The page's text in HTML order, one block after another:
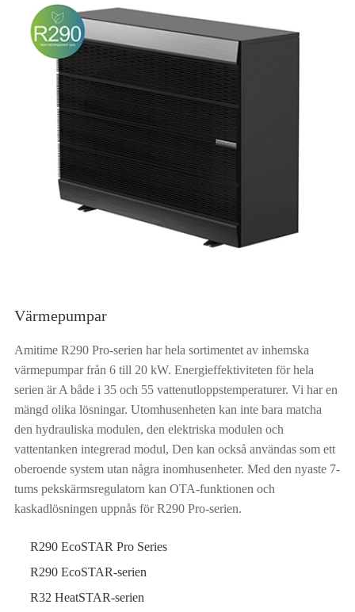
Värmepumpar
Amitime R290 Pro-serien har hela sortimentet av inhemska
värmepumpar från 6 till 20 kW. Energieffektiviteten för hela
serien är A både i 35 och 55 vattenutloppstemperaturer. Vi har en
mängd olika lösningar. Utomhusenheten kan inte bara matcha
den hydrauliska modulen, den elektriska modulen och
vattentanken integrerad modul, Den kan också användas som ett
oberoende system utan några inomhusenheter. Med den nyaste 7-
tums pekskärmsregulatorn kan OTA-funktionen och
kaskadlösningen uppnås för R290 Pro-serien.
R290 EcoSTAR Pro Series
R290 EcoSTAR-serien
R32 HeatSTAR-serien